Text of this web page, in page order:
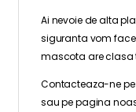
Ai nevoie de alta
siguranta vom
mascota are clasa
Contacteaza-ne
sau pe pagina